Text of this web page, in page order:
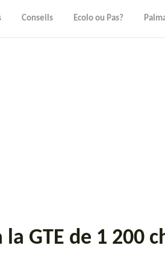
Conseils Ecolo ou Pas?
GTE de 1 200